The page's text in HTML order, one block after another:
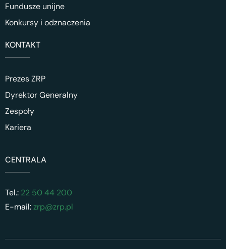
Fundusze unijne
Konkursy i odznaczenia
KONTAKT
Prezes ZRP
Dyrektor Generalny
Zespoły
Kariera
CENTRALA
Tel.: 22 50 44 200
E-mail:zrp@zrp.pl